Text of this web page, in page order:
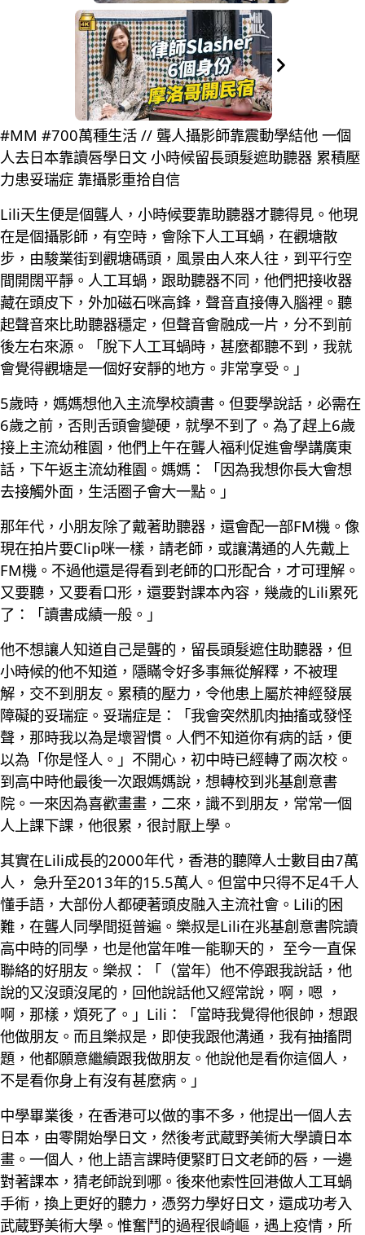
#MM #700萬種生活 // 聾人攝影師靠震動學結他 一個
人去日本靠讀唇學日文 小時候留長頭髮遮助聽器 累積壓
力患妥瑞症 靠攝影重拾自信
Lili天生便是個聾人，小時候要靠助聽器才聽得見。他現
在是個攝影師，有空時，會除下人工耳蝸，在觀塘散
步，由駿業街到觀塘碼頭，風景由人來人往，到平行空
間開闊平靜。人工耳蝸，跟助聽器不同，他們把接收器
藏在頭皮下，外加磁石咪高鋒，聲音直接傳入腦裡。聽
起聲音來比助聽器穩定，但聲音會融成一片，分不到前
後左右來源。「脫下人工耳蝸時，甚麼都聽不到，我就
會覺得觀塘是一個好安靜的地方。非常享受。」
5歲時，媽媽想他入主流學校讀書。但要學說話，必需在
6歲之前，否則舌頭會變硬，就學不到了。為了趕上6歲
接上主流幼稚園，他們上午在聾人福利促進會學講廣東
話，下午返主流幼稚園。媽媽：「因為我想你長大會想
去接觸外面，生活圈子會大一點。」
那年代，小朋友除了戴著助聽器，還會配一部FM機。像
現在拍片要Clip咪一樣，請老師，或讓溝通的人先戴上
FM機。不過他還是得看到老師的口形配合，才可理解。
又要聽，又要看口形，還要對課本內容，幾歲的Lili累死
了：「讀書成績一般。」
他不想讓人知道自己是聾的，留長頭髮遮住助聽器，但
小時候的他不知道，隱瞞令好多事無從解釋，不被理
解，交不到朋友。累積的壓力，令他患上屬於神經發展
障礙的妥瑞症。妥瑞症是：「我會突然肌肉抽搐或發怪
聲，那時我以為是壞習慣。人們不知道你有病的話，便
以為「你是怪人。」不開心，初中時已經轉了兩次校。
到高中時他最後一次跟媽媽說，想轉校到兆基創意書
院。一來因為喜歡畫畫，二來，識不到朋友，常常一個
人上課下課，他很累，很討厭上學。
其實在Lili成長的2000年代，香港的聽障人士數目由7萬
人， 急升至2013年的15.5萬人。但當中只得不足4千人
懂手語，大部份人都硬著頭皮融入主流社會。Lili的困
難，在聾人同學間挺普遍。樂叔是Lili在兆基創意書院讀
高中時的同學，也是他當年唯一能聊天的， 至今一直保
聯絡的好朋友。樂叔：「（當年）他不停跟我說話，他
說的又沒頭沒尾的，回他說話他又經常說，啊，嗯 ，
啊，那樣，煩死了。」Lili：「當時我覺得他很帥，想跟
他做朋友。而且樂叔是，即使我跟他溝通，我有抽搐問
題，他都願意繼續跟我做朋友。他說他是看你這個人，
不是看你身上有沒有甚麼病。」
中學畢業後，在香港可以做的事不多，他提出一個人去
日本，由零開始學日文，然後考武蔵野美術大學讀日本
畫。一個人，他上語言課時便緊盯日文老師的唇，一邊
對著課本，猜老師說到哪。後來他索性回港做人工耳蝸
手術，換上更好的聽力，憑努力學好日文，還成功考入
武蔵野美術大學。惟奮鬥的過程很崎嶇，遇上疫情，所